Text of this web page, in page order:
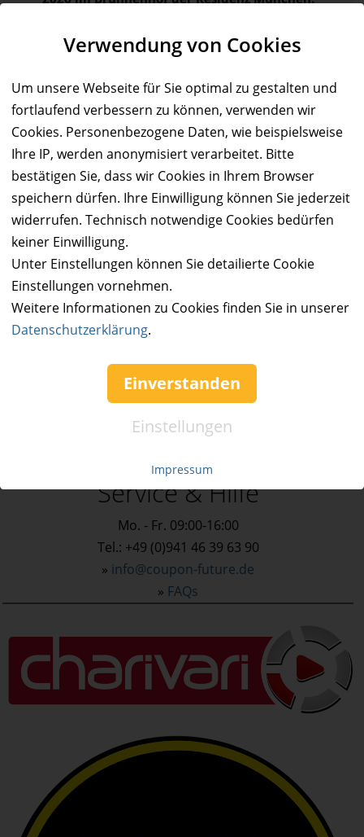
Verwendung von Cookies
Um unsere Webseite für Sie optimal zu gestalten und
fortlaufend verbessern zu können, verwenden wir
Cookies. Personenbezogene Daten, wie beispielsweise
Ihre IP, werden anonymisiert verarbeitet. Bitte
bestätigen Sie, dass wir Cookies in Ihrem Browser
speichern dürfen. Ihre Einwilligung können Sie jederzeit
widerrufen. Technisch notwendige Cookies bedürfen
keiner Einwilligung.
Unter Einstellungen können Sie detailierte Cookie
Einstellungen vornehmen.
Weitere Informationen zu Cookies finden Sie in unserer
Datenschutzerklärung.
Einverstanden
Einstellungen
Impressum
Preis: Verfügbar: Versand:
AUSVERKAUFT
Service & Hilfe
Mo. - Fr. 09:00-16:00
Tel.: +49 (0)941 46 39 63 90
» info@coupon-future.de
» FAQs